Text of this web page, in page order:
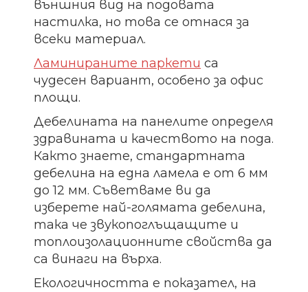
външния вид на подовата
настилка, но това се отнася за
всеки материал.
Ламинираните паркети са
чудесен вариант, особено за офис
площи.
Дебелината на панелите определя
здравината и качеството на пода.
Както знаете, стандартната
дебелина на една ламела е от 6 мм
до 12 мм. Съветваме ви да
изберете най-голямата дебелина,
така че звукопоглъщащите и
топлоизолационните свойства да
са винаги на върха.
Екологичността е показател, на